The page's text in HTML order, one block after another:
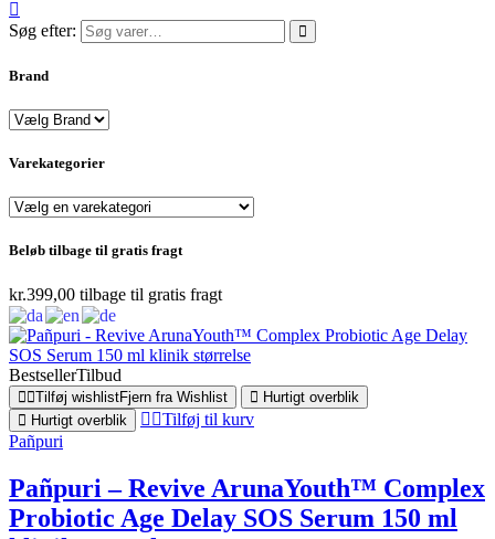
Søg efter:
Brand
Varekategorier
Beløb tilbage til gratis fragt
kr.399,00 tilbage til gratis fragt
BestsellerTilbud
Tilføj wishlistFjern fra Wishlist
Hurtigt overblik
Hurtigt overblik
Tilføj til kurv
Pañpuri
Pañpuri – Revive ArunaYouth™ Complex
Probiotic Age Delay SOS Serum 150 ml